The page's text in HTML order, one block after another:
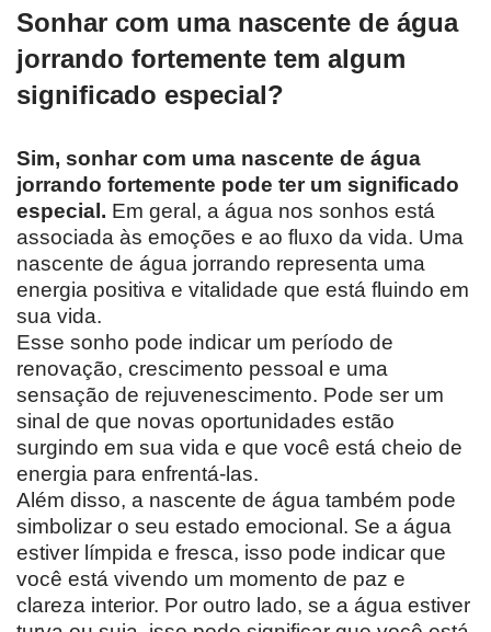
Sonhar com uma nascente de água
jorrando fortemente tem algum
significado especial?
Sim, sonhar com uma nascente de água
jorrando fortemente pode ter um significado
especial. Em geral, a água nos sonhos está
associada às emoções e ao fluxo da vida. Uma
nascente de água jorrando representa uma
energia positiva e vitalidade que está fluindo em
sua vida.
Esse sonho pode indicar um período de
renovação, crescimento pessoal e uma
sensação de rejuvenescimento. Pode ser um
sinal de que novas oportunidades estão
surgindo em sua vida e que você está cheio de
energia para enfrentá-las.
Além disso, a nascente de água também pode
simbolizar o seu estado emocional. Se a água
estiver límpida e fresca, isso pode indicar que
você está vivendo um momento de paz e
clareza interior. Por outro lado, se a água estiver